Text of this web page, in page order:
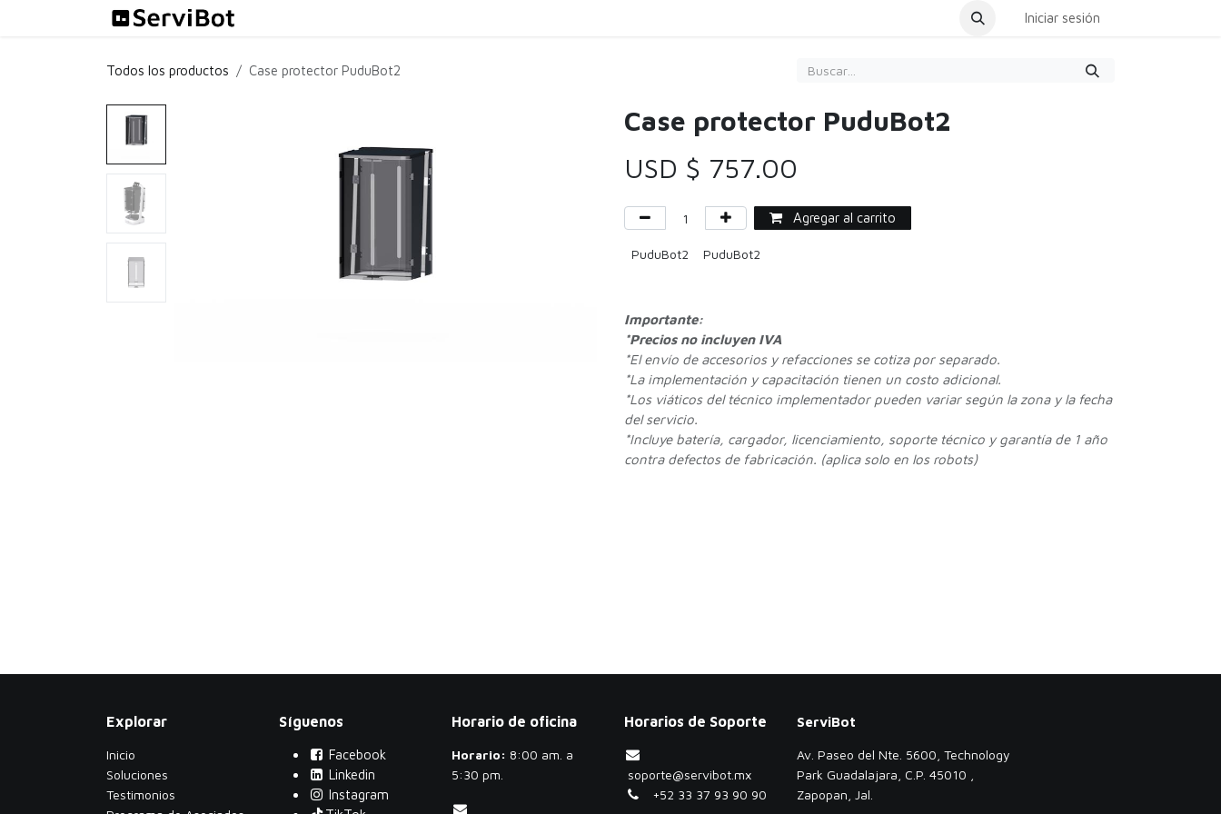
Iniciar sesión
Todos los productos Case protector PuduBot2
Case protector PuduBot2
USD $ 757.00
Agregar al carrito
PuduBot2 PuduBot2
Importante:
*Precios no incluyen IVA
*El envío de accesorios y refacciones se cotiza por separado.
*La implementación y capacitación tienen un costo adicional.
*Los viáticos del técnico implementador pueden variar según la zona y la fecha
del servicio.
*Incluye batería, cargador, licenciamiento, soporte técnico y garantía de 1 año
contra defectos de fabricación. (aplica solo en los robots)
Explorar
Inicio
Soluciones
Testimonios
Síguenos
Facebook
Linkedin
Instagram
Horario de oficina
Horario: ​8:00 am. a
5:30 pm.
Horarios de Soporte
soporte@servibot.mx
+52 33 37 93 90 90
ServiBot
Av. Paseo del Nte. 5600, Technology
Park Guadalajara, C.P. 45010 ,
Zapopan, Jal.